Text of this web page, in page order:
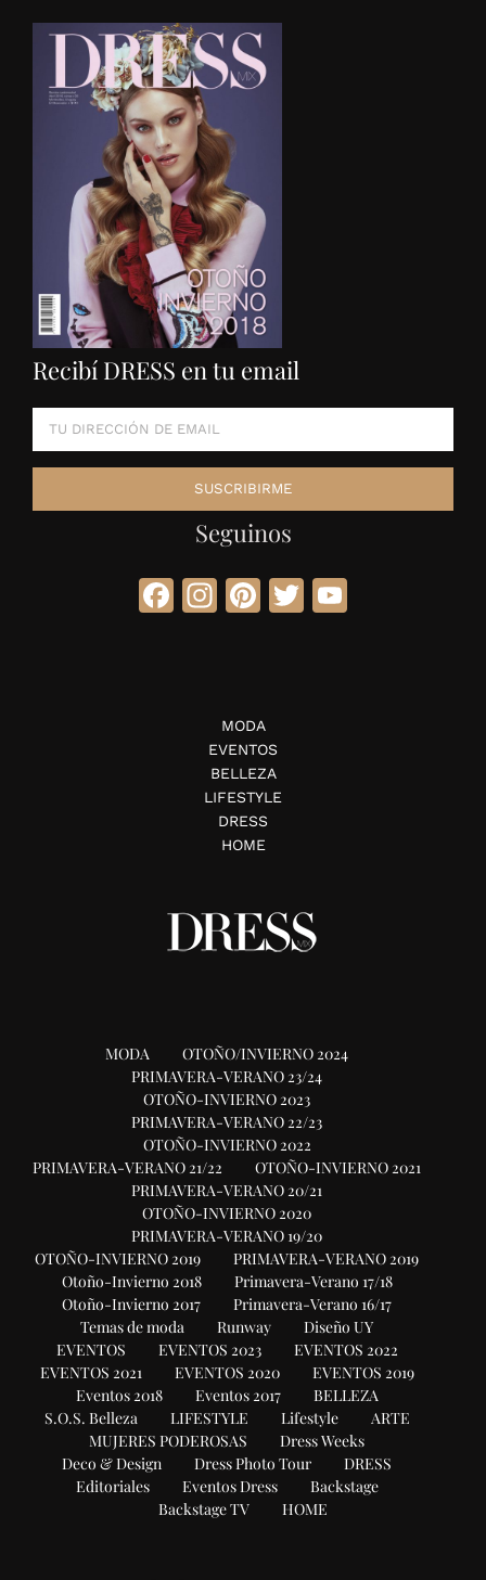
Recibí DRESS en tu email
Seguinos
Facebook
Instagram
Pinterest
Twitter
MODA
EVENTOS
BELLEZA
LIFESTYLE
DRESS
HOME
MODA
OTOÑO/INVIERNO 2024
PRIMAVERA-VERANO 23/24
OTOÑO-INVIERNO 2023
PRIMAVERA-VERANO 22/23
OTOÑO-INVIERNO 2022
PRIMAVERA-VERANO 21/22
OTOÑO-INVIERNO 2021
PRIMAVERA-VERANO 20/21
OTOÑO-INVIERNO 2020
PRIMAVERA-VERANO 19/20
OTOÑO-INVIERNO 2019
PRIMAVERA-VERANO 2019
Otoño-Invierno 2018
Primavera-Verano 17/18
Otoño-Invierno 2017
Primavera-Verano 16/17
Temas de moda
Runway
Diseño UY
EVENTOS
EVENTOS 2023
EVENTOS 2022
EVENTOS 2021
EVENTOS 2020
EVENTOS 2019
Eventos 2018
Eventos 2017
BELLEZA
S.O.S. Belleza
LIFESTYLE Lifestyle
ARTE
MUJERES PODEROSAS
Dress Weeks
Deco & Design
Dress Photo Tour
DRESS
Editoriales
Eventos Dress
Backstage
Backstage TV
HOME